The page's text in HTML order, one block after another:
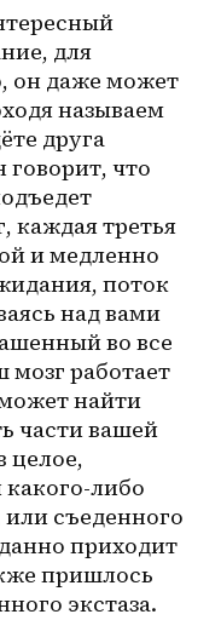
для
он даже может
называем
друга
говорит, что
каждая третья
и медленно
поток
над вами
во все
мозг работает
может найти
части вашей
целое,
какого-либо
или съеденного
приходит
пришлось
экстаза.